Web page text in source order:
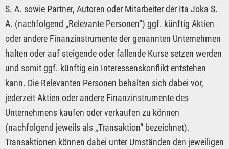
S. A. sowie Partner, Autoren oder Mitarbeiter der Ita Joka S.
A. (nachfolgend „Relevante Personen“) ggf. künftig Aktien
oder andere Finanzinstrumente der genannten Unternehmen
halten oder auf steigende oder fallende Kurse setzen werden
und somit ggf. künftig ein Interessenskonflikt entstehen
kann. Die Relevanten Personen behalten sich dabei vor,
jederzeit Aktien oder andere Finanzinstrumente des
Unternehmens kaufen oder verkaufen zu können
(nachfolgend jeweils als „Transaktion“ bezeichnet).
Transaktionen können dabei unter Umständen den jeweiligen